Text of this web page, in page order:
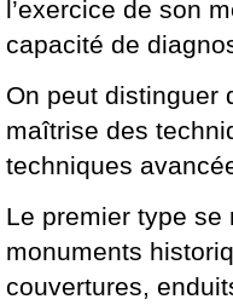
l’exercice de son
capacité de
On peut distinguer
maîtrise des
techniques
Le premier type se
monuments
couvertures,